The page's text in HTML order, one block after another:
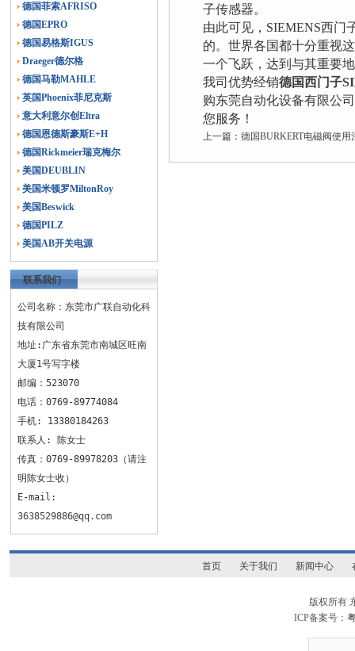
德国菲索AFRISO
德国EPRO
德国易格斯IGUS
Draeger德尔格
德国马勒MAHLE
英国Phoenix菲尼克斯
意大利意尔创Eltra
德国恩德斯豪斯E+H
德国Rickmeier瑞克梅尔
美国DEUBLIN
美国米顿罗MiltonRoy
美国Beswick
德国PILZ
美国AB开关电源
联系我们
公司名称：东莞市广联自动化科
技有限公司
地址:广东省东莞市南城区旺南
大厦1号写字楼
邮编：523070
电话：0769-89774084
手机: 13380184263
联系人: 陈女士
传真：0769-89978203（请注
明陈女士收）
E-mail:
3638529886@qq.com
子传感器。
由此可见，SIEMENS西门
的。世界各国都十分重视
一个飞跃，达到与其重要
我司优势经销德国西门子
购东莞自动化设备有限公
您服务！
上一篇：德国BURKERT电磁阀使用
首页 关于我们 新闻中心
版权所有
ICP备案号：